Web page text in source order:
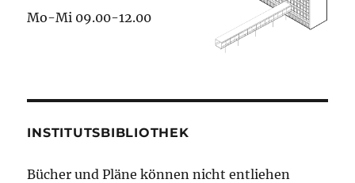
Mo-Mi 09.00-12.00
INSTITUTSBIBLIOTHEK
Bücher und Pläne können nicht entliehen